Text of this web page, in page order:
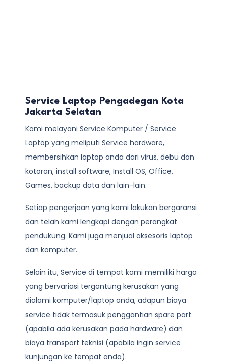
Service Laptop Pengadegan Kota
Jakarta Selatan
Kami melayani Service Komputer / Service
Laptop yang meliputi Service hardware,
membersihkan laptop anda dari virus, debu dan
kotoran, install software, Install OS, Office,
Games, backup data dan lain-lain.
Setiap pengerjaan yang kami lakukan bergaransi
dan telah kami lengkapi dengan perangkat
pendukung. Kami juga menjual aksesoris laptop
dan komputer.
Selain itu, Service di tempat kami memiliki harga
yang bervariasi tergantung kerusakan yang
dialami komputer/laptop anda, adapun biaya
service tidak termasuk penggantian spare part
(apabila ada kerusakan pada hardware) dan
biaya transport teknisi (apabila ingin service
kunjungan ke tempat anda).